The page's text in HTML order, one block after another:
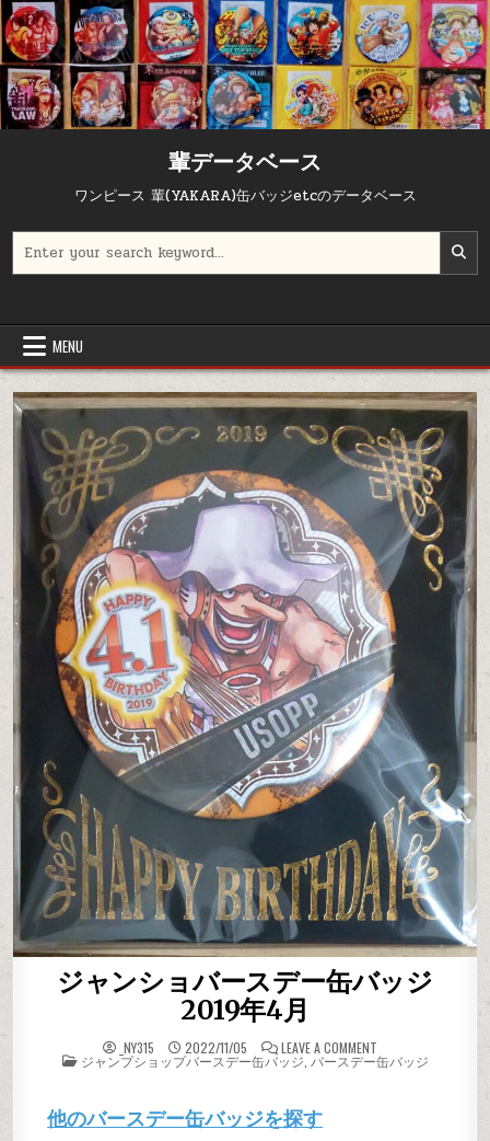
輩データベース
ワンピース 輩(YAKARA)缶バッジetcのデータベース
MENU
ジャンショバースデー缶バッジ
2019年4月
_NY315 2022/11/05 LEAVE A COMMENTON ジャンショバ
POSTED IN
ジャンプショップバースデー缶バッジ バースデー缶バッジ
他のバースデー缶バッジを探す